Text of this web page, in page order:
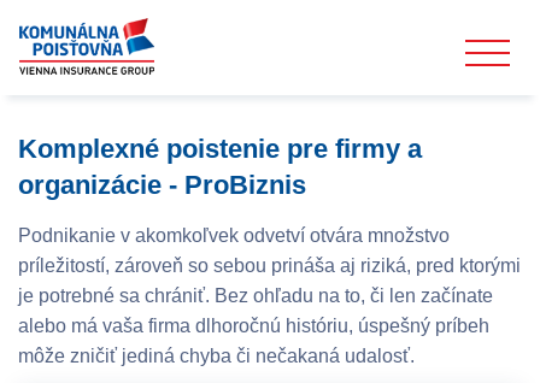
Komplexné poistenie pre firmy a
organizácie - ProBiznis
Podnikanie v akomkoľvek odvetví otvára množstvo
príležitostí, zároveň so sebou prináša aj riziká, pred ktorými
je potrebné sa chrániť. Bez ohľadu na to, či len začínate
alebo má vaša firma dlhoročnú históriu, úspešný príbeh
môže zničiť jediná chyba či nečakaná udalosť.